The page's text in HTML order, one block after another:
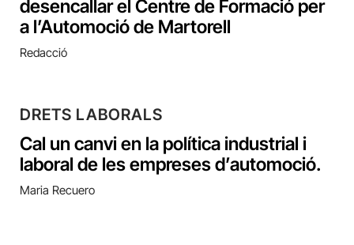
desencallar el Centre de Formació per
a l’Automoció de Martorell
Redacció
DRETS LABORALS
Cal un canvi en la política industrial i
laboral de les empreses d’automoció.
Maria Recuero